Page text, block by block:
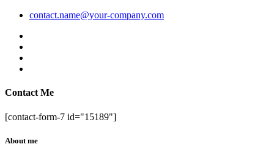
contact.name@your-company.com
Contact Me
[contact-form-7 id="15189"]
About me